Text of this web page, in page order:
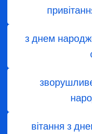
з днем
вітання з